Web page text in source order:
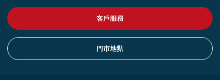
客戶服務
門市地點